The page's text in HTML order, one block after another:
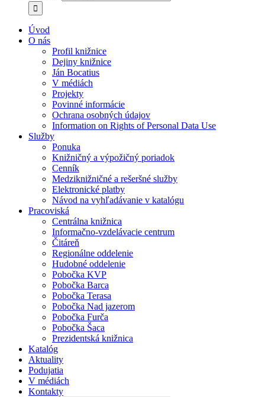
Úvod
O nás
Profil knižnice
Dejiny knižnice
Ján Bocatius
V médiách
Projekty
Povinné informácie
Ochrana osobných údajov
Information on Rights of Personal Data Use
Služby
Ponuka
Knižničný a výpožičný poriadok
Cenník
Medziknižničné a rešeršné služby
Elektronické platby
Návod na vyhľadávanie v katalógu
Pracoviská
Centrálna knižnica
Informačno-vzdelávacie centrum
Čitáreň
Regionálne oddelenie
Hudobné oddelenie
Pobočka KVP
Pobočka Barca
Pobočka Terasa
Pobočka Nad jazerom
Pobočka Furča
Pobočka Šaca
Prezidentská knižnica
Katalóg
Aktuality
Podujatia
V médiách
Kontakty